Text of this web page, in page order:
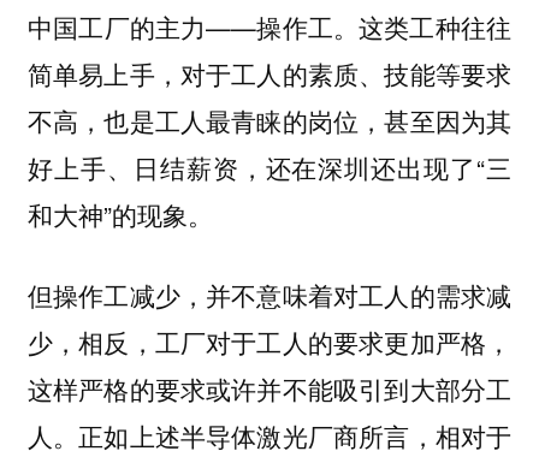
中国工厂的主力——操作工。这类工种往往
简单易上手，对于工人的素质、技能等要求
不高，也是工人最青睐的岗位，甚至因为其
好上手、日结薪资，还在深圳还出现了“三
和大神”的现象。
但操作工减少，并不意味着对工人的需求减
少，相反，工厂对于工人的要求更加严格，
这样严格的要求或许并不能吸引到大部分工
人。正如上述半导体激光厂商所言，相对于